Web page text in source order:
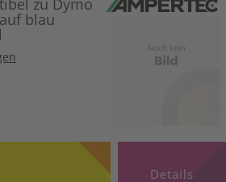
zu Dymo
blau
Details